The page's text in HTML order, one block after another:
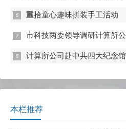
重拾童心趣味拼装手工活动
市科技两委领导调研计算所
计算所公司赴中共四大纪念馆
本栏推荐
“点亮诚信明灯 照亮科研之